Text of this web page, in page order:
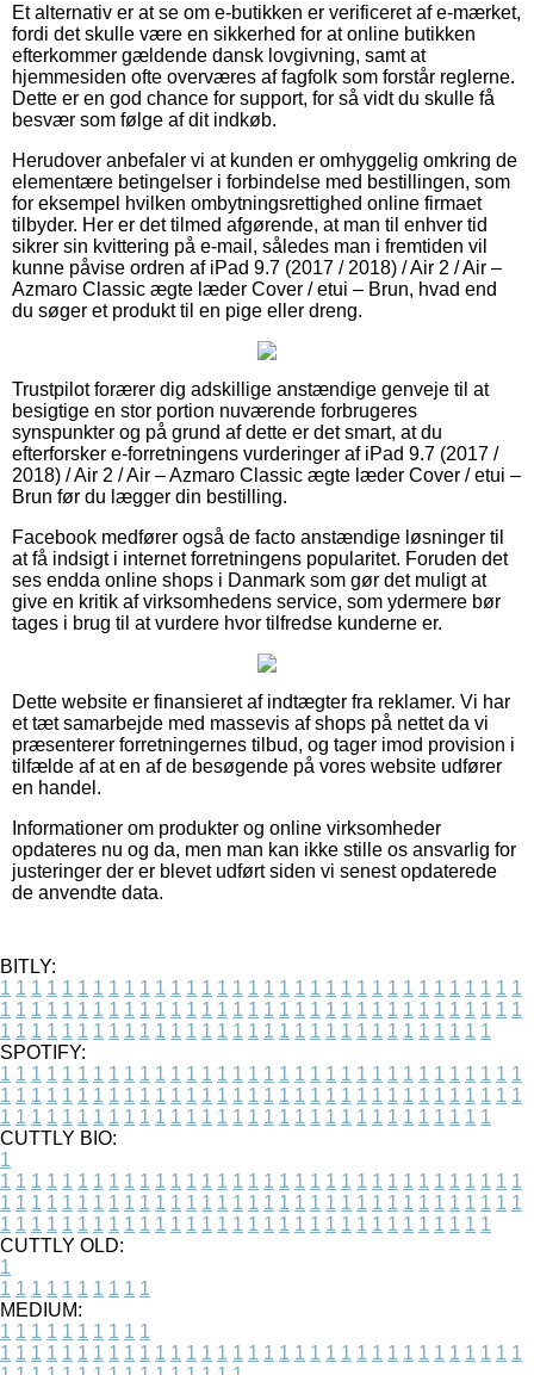
Et alternativ er at se om e-butikken er verificeret af e-mærket,
fordi det skulle være en sikkerhed for at online butikken
efterkommer gældende dansk lovgivning, samt at
hjemmesiden ofte overværes af fagfolk som forstår reglerne.
Dette er en god chance for support, for så vidt du skulle få
besvær som følge af dit indkøb.
Herudover anbefaler vi at kunden er omhyggelig omkring de
elementære betingelser i forbindelse med bestillingen, som
for eksempel hvilken ombytningsrettighed online firmaet
tilbyder. Her er det tilmed afgørende, at man til enhver tid
sikrer sin kvittering på e-mail, således man i fremtiden vil
kunne påvise ordren af iPad 9.7 (2017 / 2018) / Air 2 / Air –
Azmaro Classic ægte læder Cover / etui – Brun, hvad end
du søger et produkt til en pige eller dreng.
Trustpilot forærer dig adskillige anstændige genveje til at
besigtige en stor portion nuværende forbrugeres
synspunkter og på grund af dette er det smart, at du
efterforsker e-forretningens vurderinger af iPad 9.7 (2017 /
2018) / Air 2 / Air – Azmaro Classic ægte læder Cover / etui –
Brun før du lægger din bestilling.
Facebook medfører også de facto anstændige løsninger til
at få indsigt i internet forretningens popularitet. Foruden det
ses endda online shops i Danmark som gør det muligt at
give en kritik af virksomhedens service, som ydermere bør
tages i brug til at vurdere hvor tilfredse kunderne er.
Dette website er finansieret af indtægter fra reklamer. Vi har
et tæt samarbejde med massevis af shops på nettet da vi
præsenterer forretningernes tilbud, og tager imod provision i
tilfælde af at en af de besøgende på vores website udfører
en handel.
Informationer om produkter og online virksomheder
opdateres nu og da, men man kan ikke stille os ansvarlig for
justeringer der er blevet udført siden vi senest opdaterede
de anvendte data.
BITLY:
1 1 1 1 1 1 1 1 1 1 1 1 1 1 1 1 1 1 1 1 1 1 1 1 1 1 1 1 1 1 1 1 1 1
1 1 1 1 1 1 1 1 1 1 1 1 1 1 1 1 1 1 1 1 1 1 1 1 1 1 1 1 1 1 1 1 1 1
1 1 1 1 1 1 1 1 1 1 1 1 1 1 1 1 1 1 1 1 1 1 1 1 1 1 1 1 1 1 1 1
SPOTIFY:
1 1 1 1 1 1 1 1 1 1 1 1 1 1 1 1 1 1 1 1 1 1 1 1 1 1 1 1 1 1 1 1 1 1
1 1 1 1 1 1 1 1 1 1 1 1 1 1 1 1 1 1 1 1 1 1 1 1 1 1 1 1 1 1 1 1 1 1
1 1 1 1 1 1 1 1 1 1 1 1 1 1 1 1 1 1 1 1 1 1 1 1 1 1 1 1 1 1 1 1
CUTTLY BIO:
1
1 1 1 1 1 1 1 1 1 1 1 1 1 1 1 1 1 1 1 1 1 1 1 1 1 1 1 1 1 1 1 1 1 1
1 1 1 1 1 1 1 1 1 1 1 1 1 1 1 1 1 1 1 1 1 1 1 1 1 1 1 1 1 1 1 1 1 1
1 1 1 1 1 1 1 1 1 1 1 1 1 1 1 1 1 1 1 1 1 1 1 1 1 1 1 1 1 1 1 1
CUTTLY OLD:
1
1 1 1 1 1 1 1 1 1 1
MEDIUM:
1 1 1 1 1 1 1 1 1 1
1 1 1 1 1 1 1 1 1 1 1 1 1 1 1 1 1 1 1 1 1 1 1 1 1 1 1 1 1 1 1 1 1 1